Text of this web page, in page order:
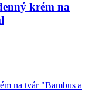
krém na